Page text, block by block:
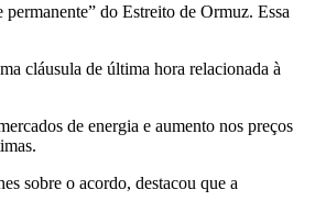
do Estreito de Ormuz. Essa
cláusula de última hora relacionada à
de energia e aumento nos preços
sobre o acordo, destacou que a